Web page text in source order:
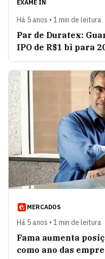
EXAME IN
Há 5 anos • 1 min de leitura
Par de Duratex:
IPO de R$1 bi para
MERCADOS
Há 5 anos • 1 min de leitura
Fama aumenta
como ano das